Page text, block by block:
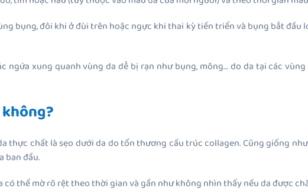
bụng, đôi khi ở đùi trên hoặc ngực khi thai kỳ tiến triển và bụng bắt
ngứa xung quanh vùng da dễ bị rạn như bụng, mông… do da tại các
thực chất là sẹo dưới da do tổn thương cấu trúc collagen. Cũng giống
ban đầu.
có thể mờ rõ rệt theo thời gian và gần như không nhìn thấy nếu da được